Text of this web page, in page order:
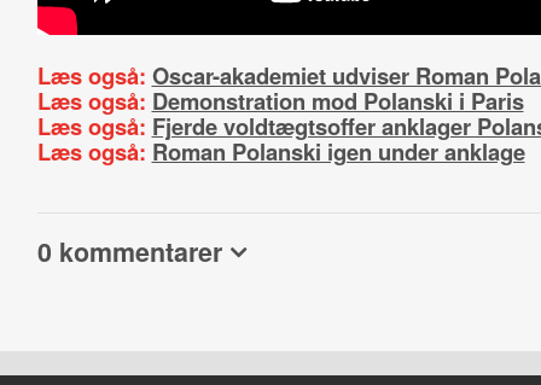
Læs også: Oscar-akademiet udviser Roman
Læs også: Demonstration mod Polanski i Paris
Læs også: Fjerde voldtægtsoffer anklager
Læs også: Roman Polanski igen under anklage
0 kommentarer